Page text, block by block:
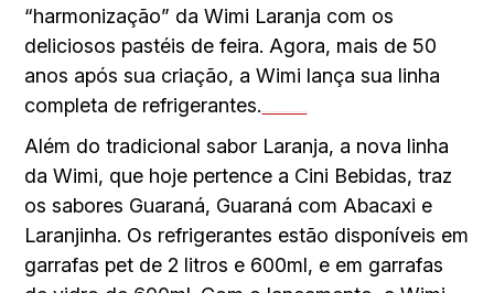
“harmonização” da Wimi Laranja com os
deliciosos pastéis de feira. Agora, mais de 50
anos após sua criação, a Wimi lança sua linha
completa de refrigerantes.
Além do tradicional sabor Laranja, a nova linha
da Wimi, que hoje pertence a Cini Bebidas, traz
os sabores Guaraná, Guaraná com Abacaxi e
Laranjinha. Os refrigerantes estão disponíveis em
garrafas pet de 2 litros e 600ml, e em garrafas